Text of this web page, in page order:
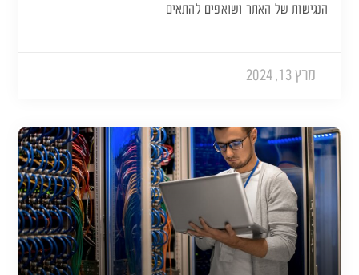
הנגישות של האתר ושואפים להתאים
מרץ 13, 2024